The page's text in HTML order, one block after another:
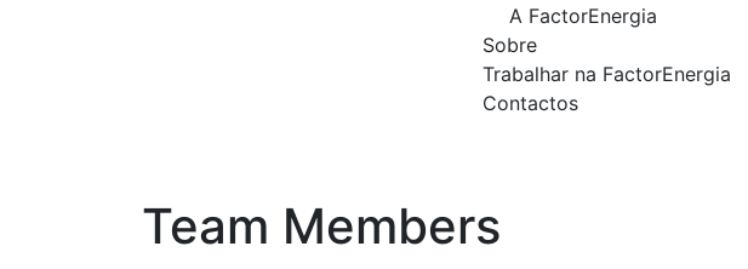
A FactorEnergia
Sobre
Trabalhar na FactorEnergia
Contactos
Team Members